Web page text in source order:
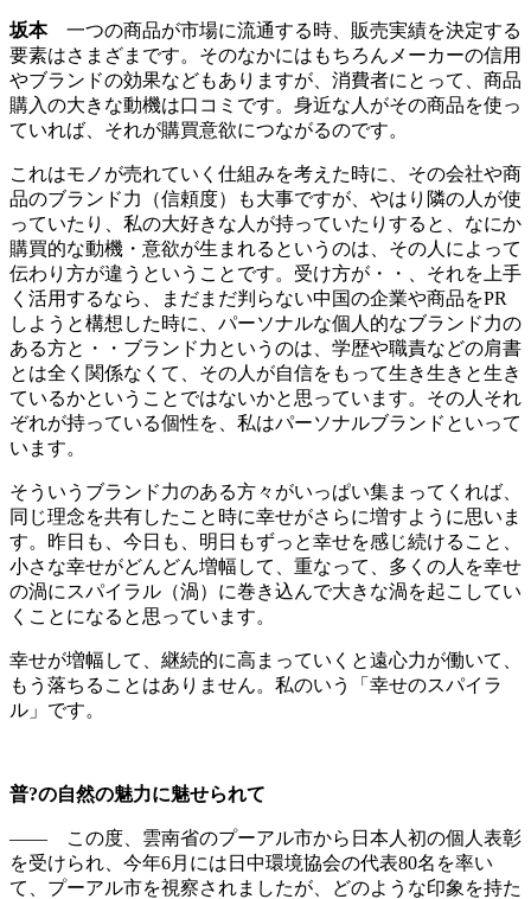
坂本一つの商品が市場に流通する時、販売実績を決定する
要素はさまざまです。そのなかにはもちろんメーカーの信用
やブランドの効果などもありますが、消費者にとって、商品
購入の大きな動機は口コミです。身近な人がその商品を使っ
ていれば、それが購買意欲につながるのです。
これはモノが売れていく仕組みを考えた時に、その会社や商
品のブランド力（信頼度）も大事ですが、やはり隣の人が使
っていたり、私の大好きな人が持っていたりすると、なにか
購買的な動機・意欲が生まれるというのは、その人によって
伝わり方が違うということです。受け方が・・、それを上手
く活用するなら、まだまだ判らない中国の企業や商品をPR
しようと構想した時に、パーソナルな個人的なブランド力の
ある方と・・ブランド力というのは、学歴や職責などの肩書
とは全く関係なくて、その人が自信をもって生き生きと生き
ているかということではないかと思っています。その人それ
ぞれが持っている個性を、私はパーソナルブランドといって
います。
そういうブランド力のある方々がいっぱい集まってくれば、
同じ理念を共有したこと時に幸せがさらに増すように思いま
す。昨日も、今日も、明日もずっと幸せを感じ続けること、
小さな幸せがどんどん増幅して、重なって、多くの人を幸せ
の渦にスパイラル（渦）に巻き込んで大きな渦を起こしてい
くことになると思っています。
幸せが増幅して、継続的に高まっていくと遠心力が働いて、
もう落ちることはありません。私のいう「幸せのスパイラ
ル」です。
普?の自然の魅力に魅せられて
―― この度、雲南省のプーアル市から日本人初の個人表彰
を受けられ、今年6月には日中環境協会の代表80名を率い
て、プーアル市を視察されましたが、どのような印象を持た